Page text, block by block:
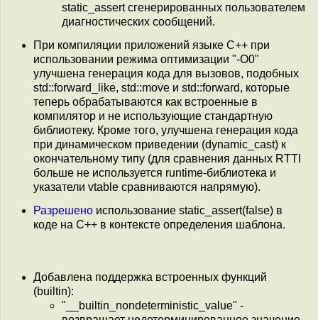
static_assert сгенерированных пользователем
диагностических сообщений.
При компиляции приложений языке C++ при
использовании режима оптимизации "-O0"
улучшена генерация кода для вызовов, подобных
std::forward_like, std::move и std::forward, которые
теперь обрабатываются как встроенные в
компилятор и не использующие стандартную
библиотеку. Кроме того, улучшена генерация кода
при динамическом приведении (dynamic_cast) к
окончательному типу (для сравнения данных RTTI
больше не используется runtime-библиотека и
указатели vtable сравниваются напрямую).
Разрешено использование static_assert(false) в
коде на C++ в контексте определения шаблона.
Добавлена поддержка встроенных функций
(builtin):
"__builtin_nondeterministic_value" -